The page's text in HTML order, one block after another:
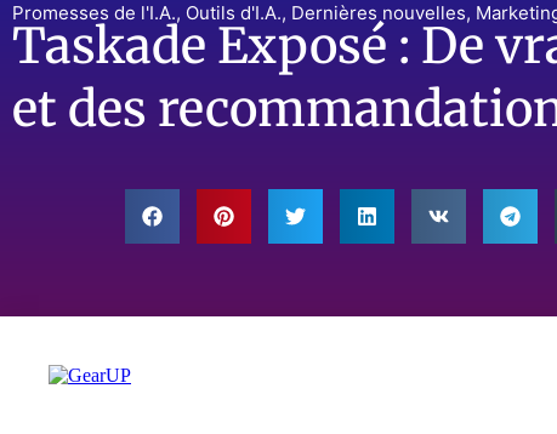
Promesses de l'I.A., Outils d'I.A., Dernières nouvelles,
Taskade Exposé : De
et des